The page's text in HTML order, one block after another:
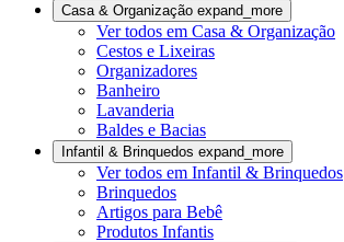
Casa & Organização expand_more
Ver todos em Casa & Organização
Cestos e Lixeiras
Organizadores
Banheiro
Lavanderia
Baldes e Bacias
Infantil & Brinquedos expand_more
Ver todos em Infantil & Brinquedos
Brinquedos
Artigos para Bebê
Produtos Infantis